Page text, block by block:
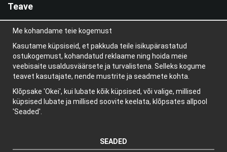
Teave
Meist
uudiskiri
Teave küpsiste kohta
Blogi
Me kohandame teie kogemust
Kasutame küpsiseid, et pakkuda teile isikupärastatud
ostukogemust, kohandatud reklaame ning hoida meie
veebisaite usaldusväärsete ja turvalistena. Selleks kogume
teavet kasutajate, nende mustrite ja seadmete kohta.
Klõpsake 'Okei', kui lubate kõik küpsised, või valige, millised
küpsised lubate ja millised soovite keelata, klõpsates allpool
'Seaded'.
SEADED